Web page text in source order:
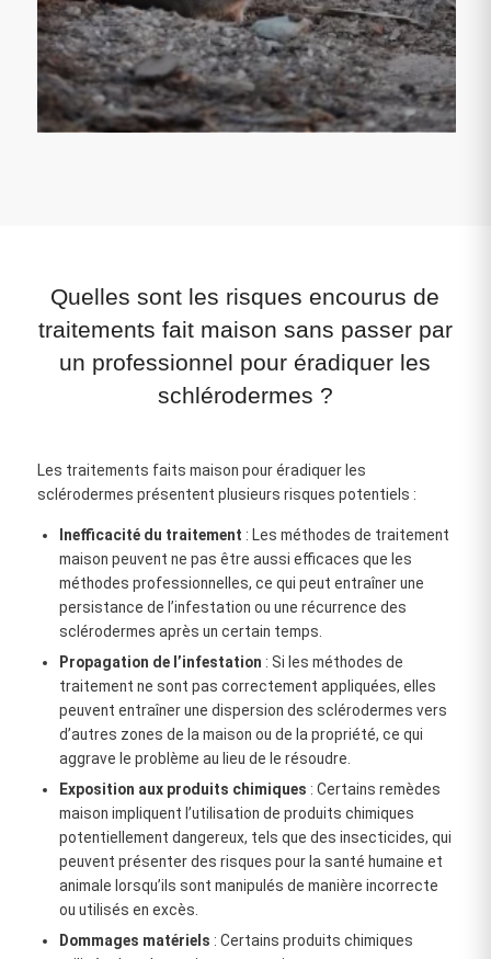
Quelles sont les risques encourus de
traitements fait maison sans passer par
un professionnel pour éradiquer les
schlérodermes ?
Les traitements faits maison pour éradiquer les
sclérodermes présentent plusieurs risques potentiels :
Inefficacité du traitement : Les méthodes de traitement
maison peuvent ne pas être aussi efficaces que les
méthodes professionnelles, ce qui peut entraîner une
persistance de l’infestation ou une récurrence des
sclérodermes après un certain temps.
Propagation de l’infestation : Si les méthodes de
traitement ne sont pas correctement appliquées, elles
peuvent entraîner une dispersion des sclérodermes vers
d’autres zones de la maison ou de la propriété, ce qui
aggrave le problème au lieu de le résoudre.
Exposition aux produits chimiques : Certains remèdes
maison impliquent l’utilisation de produits chimiques
potentiellement dangereux, tels que des insecticides, qui
peuvent présenter des risques pour la santé humaine et
animale lorsqu’ils sont manipulés de manière incorrecte
ou utilisés en excès.
Dommages matériels : Certains produits chimiques